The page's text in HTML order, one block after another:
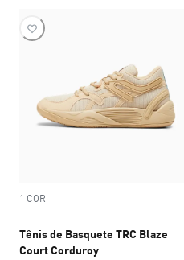
1 COR
Tênis de Basquete TRC Blaze
Court Corduroy